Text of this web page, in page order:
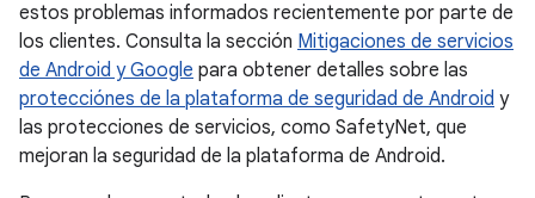
estos problemas informados recientemente por parte de
los clientes. Consulta la sección Mitigaciones de servicios
de Android y Google para obtener detalles sobre las
protecciónes de la plataforma de seguridad de Android y
las protecciones de servicios, como SafetyNet, que
mejoran la seguridad de la plataforma de Android.